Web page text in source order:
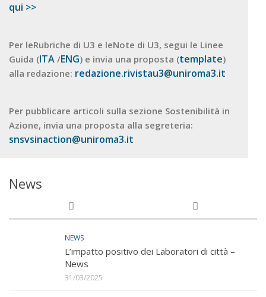
qui >>
Per leRubriche di U3 e leNote di U3, segui le Linee
Guida (ITA /ENG) e invia una proposta (template)
alla redazione: redazione.rivistau3@uniroma3.it
Per pubblicare articoli sulla sezione Sostenibilità in
Azione, invia una proposta alla segreteria:
snsvsinaction@uniroma3.it
News
NEWS
L’impatto positivo dei Laboratori di città –
News
31/03/2025